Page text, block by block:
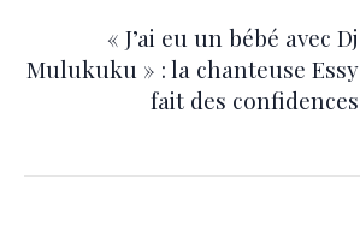
« J’ai eu un bébé avec Dj
Mulukuku » : la chanteuse Essy
fait des confidences